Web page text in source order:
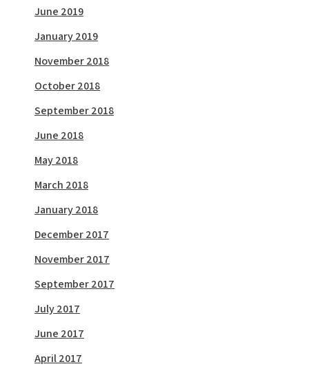
June 2019
January 2019
November 2018
October 2018
September 2018
June 2018
May 2018
March 2018
January 2018
December 2017
November 2017
September 2017
July 2017
June 2017
April 2017